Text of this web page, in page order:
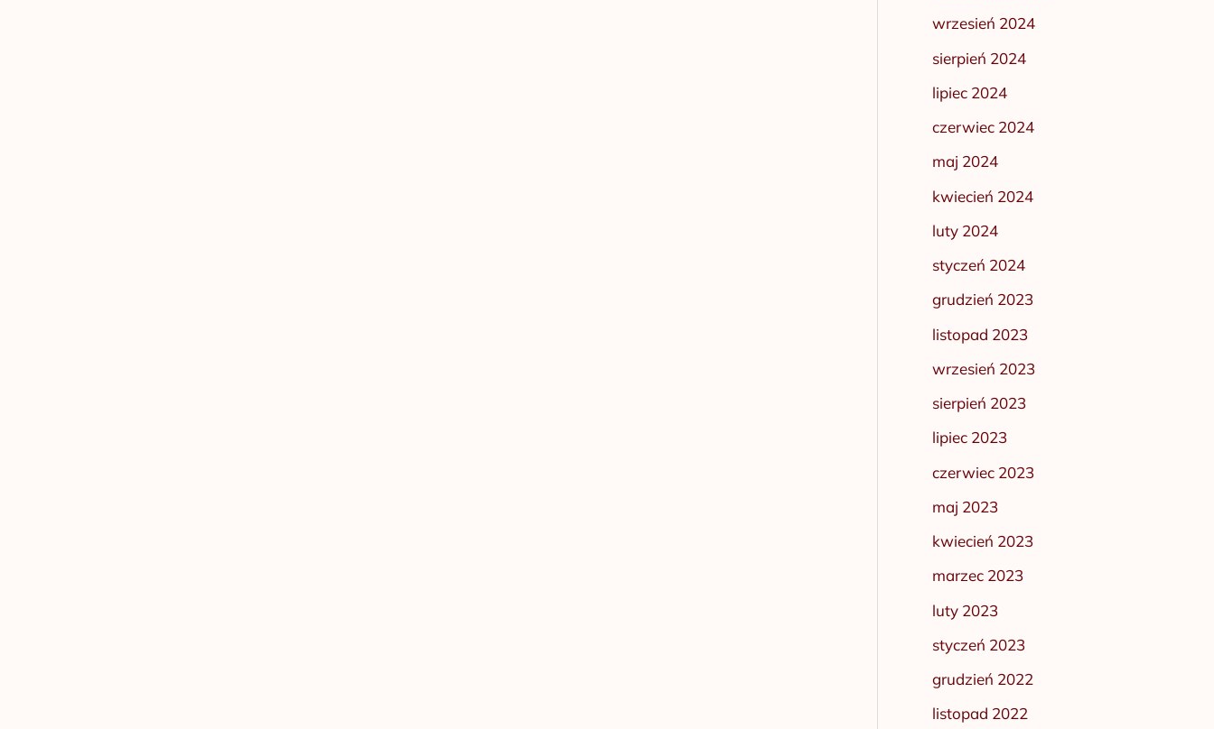
wrzesień 2024
sierpień 2024
lipiec 2024
czerwiec 2024
maj 2024
kwiecień 2024
luty 2024
styczeń 2024
grudzień 2023
listopad 2023
wrzesień 2023
sierpień 2023
lipiec 2023
czerwiec 2023
maj 2023
kwiecień 2023
marzec 2023
luty 2023
styczeń 2023
grudzień 2022
listopad 2022